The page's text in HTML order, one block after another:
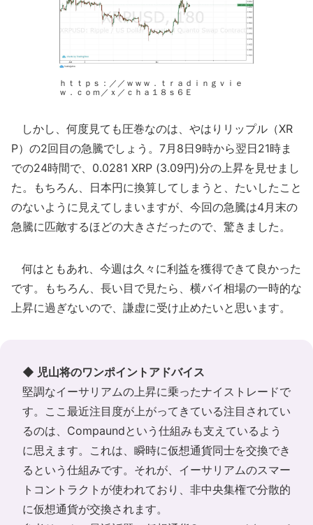
ｈｔｔｐｓ：／／ｗｗｗ．ｔｒａｄｉｎｇｖｉｅ
ｗ．ｃｏｍ／ｘ／ｃｈａ１８ｓ６Ｅ
しかし、何度見ても圧巻なのは、やはりリップル（XR
P）の2回目の急騰でしょう。7月8日9時から翌日21時ま
での24時間で、0.0281 XRP (3.09円)分の上昇を見せまし
た。もちろん、日本円に換算してしまうと、たいしたこと
のないように見えてしまいますが、今回の急騰は4月末の
急騰に匹敵するほどの大きさだったので、驚きました。
何はともあれ、今週は久々に利益を獲得できて良かった
です。もちろん、長い目で見たら、横バイ相場の一時的な
上昇に過ぎないので、謙虚に受け止めたいと思います。
◆ 児山将のワンポイントアドバイス
堅調なイーサリアムの上昇に乗ったナイストレードで
す。ここ最近注目度が上がってきている注目されてい
るのは、Compaundという仕組みも支えているよう
に思えます。これは、瞬時に仮想通貨同士を交換でき
るという仕組みです。それが、イーサリアムのスマー
トコントラクトが使われており、非中央集権で分散的
に仮想通貨が交換されます。